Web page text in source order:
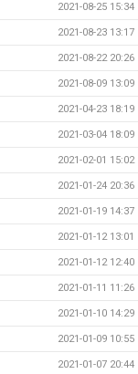
2021-08-25 15:34
2021-08-23 13:17
2021-08-22 20:26
2021-08-09 13:09
2021-04-23 18:19
2021-03-04 18:09
2021-02-01 15:02
2021-01-24 20:36
2021-01-19 14:37
2021-01-12 13:01
2021-01-12 12:40
2021-01-11 11:26
2021-01-10 14:29
2021-01-09 10:55
2021-01-07 20:44